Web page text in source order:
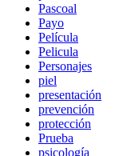
Pascoal
Payo
Película
Pelicula
Personajes
piel
presentación
prevención
protección
Prueba
psicología